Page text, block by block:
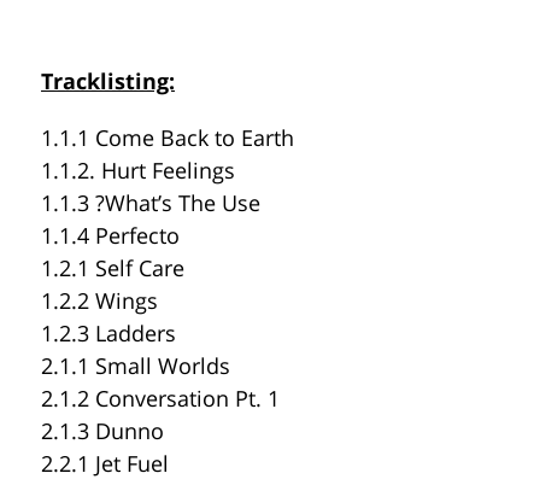
Tracklisting:
1.1.1 Come Back to Earth
1.1.2. Hurt Feelings
1.1.3 ?What’s The Use
1.1.4 Perfecto
1.2.1 Self Care
1.2.2 Wings
1.2.3 Ladders
2.1.1 Small Worlds
2.1.2 Conversation Pt. 1
2.1.3 Dunno
2.2.1 Jet Fuel